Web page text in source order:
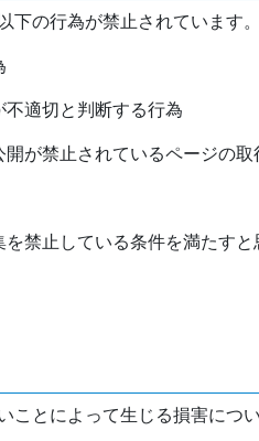
の行為が禁止されています。
適切と判断する行為
が禁止されているページの取
禁止している条件を満たすと
ことによって生じる損害につ